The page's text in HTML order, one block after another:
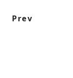
Prev